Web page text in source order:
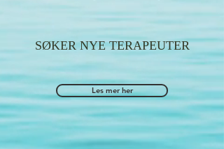
SØKER NYE TERAPEUTER
Les mer her